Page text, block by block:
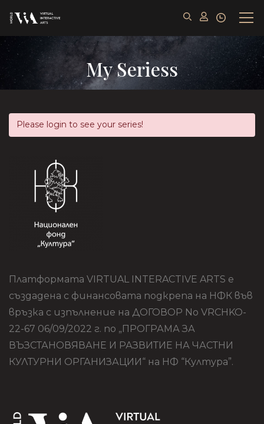
My Seriess
Please login to see your series!
Платформата VIRTUAL INTERACTIVE ARTS е
създадена с финансовата подкрепа на НФК във
връзка с изпълнение на ДОГОВОР No VRCHKO-
22-67 06/09/2022 г. по „ПРОГРАМА ЗА
ВЪЗСТАНОВЯВАНЕ И РАЗВИТИЕ НА ЧАСТНИ
КУЛТУРНИ ОРГАНИЗАЦИИ“ на НФ “Култура”.